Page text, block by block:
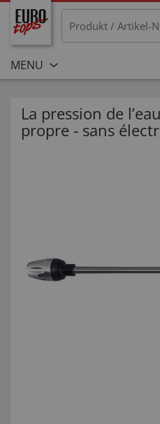
MENU
La pression de
propre - sans